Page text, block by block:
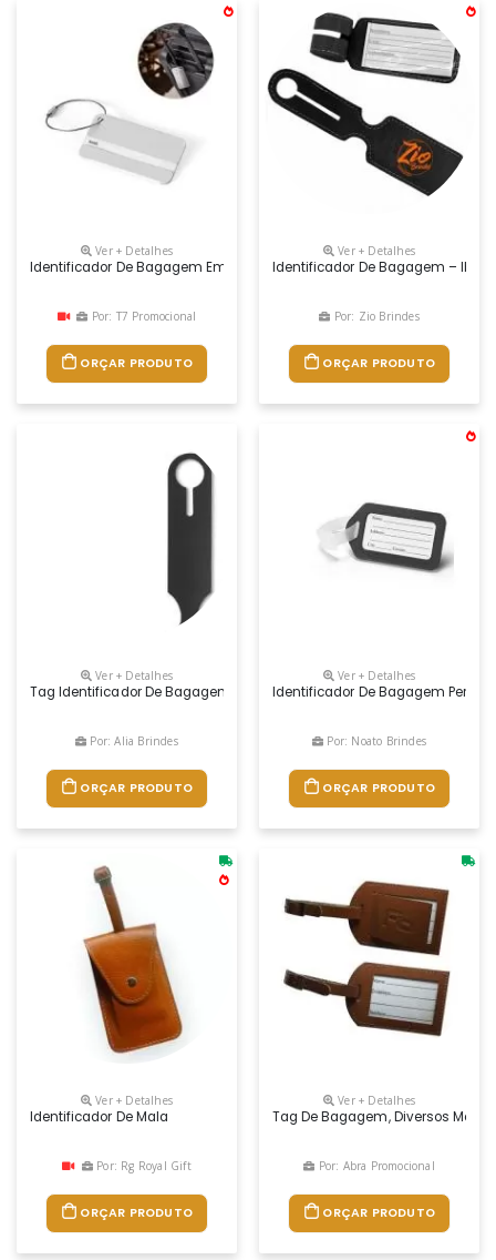
Ver + Detalhes
Identificador De Bagagem Em Alumínio Com Cordão. Ideal Para Malas
Por: T7 Promocional
ORÇAR PRODUTO
Ver + Detalhes
Identificador De Bagagem – Ib12
Por: Zio Brindes
ORÇAR PRODUTO
Ver + Detalhes
Tag Identificador De Bagagem Em Couro Sintético. Parte Frontal Com
Por: Alia Brindes
ORÇAR PRODUTO
Ver + Detalhes
Identificador De Bagagem
Por: Noato Brindes
ORÇAR PRODUTO
Ver + Detalhes
Identificador De Mala
Por: Rg Royal Gift
ORÇAR PRODUTO
Ver + Detalhes
Tag De Bagagem, Diversos
Por: Abra Promocional
ORÇAR PRODUTO